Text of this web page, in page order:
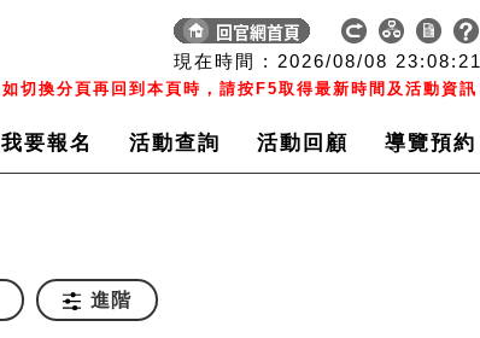
現在時間 : 2026/08/08 23:08:22
如切換分頁再回到本頁時，請按F5取得最新時間及活動資訊
我要報名 活動查詢 活動回顧 導覽預約
進階